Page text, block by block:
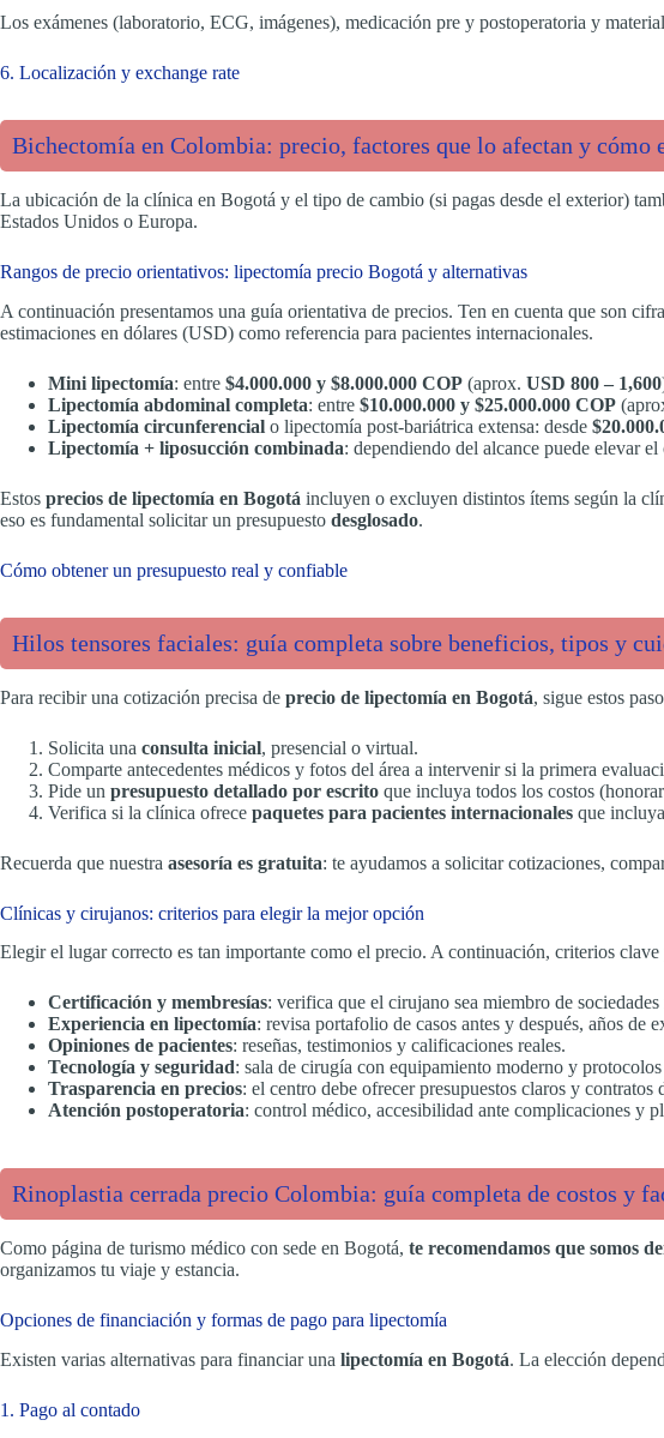
Los exámenes (laboratorio, ECG, imágenes), medicación pre y postoperatoria y
6. Localización y exchange rate
Bichectomía en Colombia: precio, factores que lo afectan y cómo
La ubicación de la clínica en Bogotá y el tipo de cambio (si pagas desde el exterior)
Estados Unidos o Europa.
Rangos de precio orientativos: lipectomía precio Bogotá y alternativas
A continuación presentamos una guía orientativa de precios. Ten en cuenta que son
estimaciones en dólares (USD) como referencia para pacientes internacionales.
Mini lipectomía: entre $4.000.000 y $8.000.000 COP (aprox. USD 800 – 1,600
Lipectomía abdominal completa: entre $10.000.000 y $25.000.000 COP
Lipectomía circunferencial o lipectomía post-bariátrica extensa: desde
Lipectomía + liposucción combinada: dependiendo del alcance puede elevar
Estos precios de lipectomía en Bogotá incluyen o excluyen distintos ítems según la
eso es fundamental solicitar un presupuesto desglosado.
Cómo obtener un presupuesto real y confiable
Hilos tensores faciales: guía completa sobre beneficios, tipos y
Para recibir una cotización precisa de precio de lipectomía en Bogotá, sigue estos
Solicita una consulta inicial, presencial o virtual.
Comparte antecedentes médicos y fotos del área a intervenir si la primera
Pide un presupuesto detallado por escrito que incluya todos los costos
Verifica si la clínica ofrece paquetes para pacientes internacionales que
Recuerda que nuestra asesoría es gratuita: te ayudamos a solicitar cotizaciones,
Clínicas y cirujanos: criterios para elegir la mejor opción
Elegir el lugar correcto es tan importante como el precio. A continuación, criterios
Certificación y membresías: verifica que el cirujano sea miembro de
Experiencia en lipectomía: revisa portafolio de casos antes y después, años de
Opiniones de pacientes: reseñas, testimonios y calificaciones reales.
Tecnología y seguridad: sala de cirugía con equipamiento moderno y
Trasparencia en precios: el centro debe ofrecer presupuestos claros y
Atención postoperatoria: control médico, accesibilidad ante complicaciones y
Rinoplastia cerrada precio Colombia: guía completa de costos y
Como página de turismo médico con sede en Bogotá, te recomendamos que somos
organizamos tu viaje y estancia.
Opciones de financiación y formas de pago para lipectomía
Existen varias alternativas para financiar una lipectomía en Bogotá. La elección
1. Pago al contado